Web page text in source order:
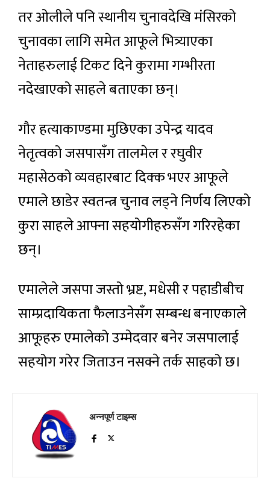
तर ओलीले पनि स्थानीय चुनावदेखि मंसिरको
चुनावका लागि समेत आफूले भित्र्याएका
नेताहरुलाई टिकट दिने कुरामा गम्भीरता
नदेखाएको साहले बताएका छन्।
गौर हत्याकाण्डमा मुछिएका उपेन्द्र यादव
नेतृत्वको जसपासँग तालमेल र रघुवीर
महासेठको व्यवहारबाट दिक्क भएर आफूले
एमाले छाडेर स्वतन्त्र चुनाव लड्ने निर्णय लिएको
कुरा साहले आफ्ना सहयोगीहरुसँग गरिरहेका
छन्।
एमालेले जसपा जस्तो भ्रष्ट, मधेसी र पहाडीबीच
साम्प्रदायिकता फैलाउनेसँग सम्बन्ध बनाएकाले
आफूहरु एमालेको उम्मेदवार बनेर जसपालाई
सहयोग गरेर जिताउन नसक्ने तर्क साहको छ।
अन्नपूर्ण टाइम्स